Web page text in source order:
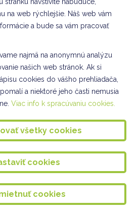
oddelenie ŠKD
II. oddelenie ŠKD
VIII. oddelenie ŠKD
oddelenie ŠKD
I. oddelenie ŠKD
II. oddelenie ŠKD
IV. oddelenie a III. oddelenie ŠKD
a VII. oddelenie ŠKD
VIII. oddelenie ŠKD
oddelenie ŠKD
na web rýchlejšie. Náš web vám
a bude sa vám pracovať
najmä na anonymnú analýzu
našich web stránok. Ak si
cookies do vášho prehliadača,
a niektoré jeho časti nemusia
Viac info k spracúvaniu cookies.
všetky cookies
cookies
cookies